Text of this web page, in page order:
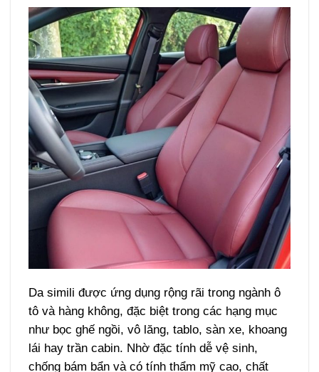
Da simili được ứng dụng rộng rãi trong ngành ô
tô và hàng không, đặc biệt trong các hạng mục
như bọc ghế ngồi, vô lăng, tablo, sàn xe, khoang
lái hay trần cabin. Nhờ đặc tính dễ vệ sinh,
chống bám bẩn và có tính thẩm mỹ cao, chất